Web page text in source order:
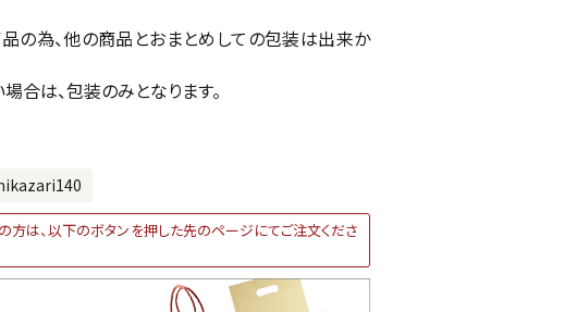
品の為、他の商品とおまとめしての包装は出来か
合は、包装のみとなります。
方は、以下のボタンを押した先のページにてご注文くださ